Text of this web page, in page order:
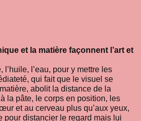
et la matière façonnent l’art et
l’huile, l’eau, pour y mettre les
qui fait que le visuel se
abolit la distance de la
la pâte, le corps en position, les
et au cerveau plus qu’aux yeux,
pour distancier le regard mais lui